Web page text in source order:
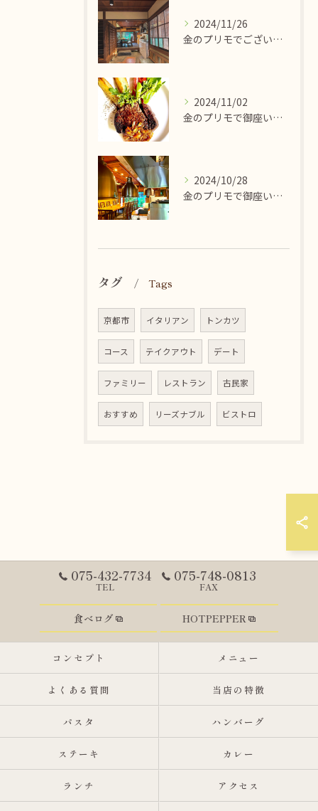
2024/11/26
金のプリモでございます♪只今待ち時間無しでお席ご案内させてい...
2024/11/02
金のプリモで御座います♪本日も11時30分より通常営業させて...
2024/10/28
金のプリモで御座います♪金閣寺付近にお立ち寄りの際は是非食べ...
タグ Tags
京都市 イタリアン トンカツ
コース テイクアウト デート
ファミリー レストラン 古民家
おすすめ リーズナブル ビストロ
075-432-7734
TEL
075-748-0813
FAX
食べログ HOTPEPPER
コンセプト メニュー
よくある質問 当店の特徴
パスタ ハンバーグ
ステーキ カレー
ランチ アクセス